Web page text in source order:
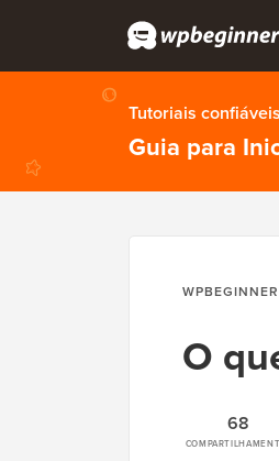
Tutoriais
Guia para
WPBEGINNER
O
68